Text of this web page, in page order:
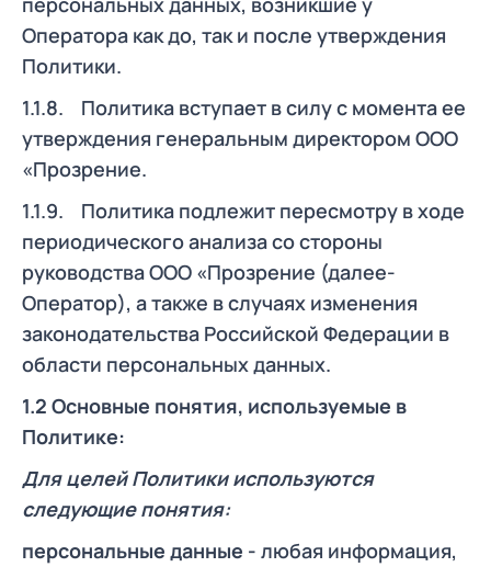
Оператора как до, так и после утверждения
Политики.
1.1.8. Политика вступает в силу с момента ее
утверждения генеральным директором ООО
«Прозрение.
1.1.9. Политика подлежит пересмотру в ходе
периодического анализа со стороны
руководства ООО «Прозрение (далее-
Оператор), а также в случаях изменения
законодательства Российской Федерации в
области персональных данных.
1.2 Основные понятия, используемые в
Политике:
Для целей Политики используются
следующие понятия:
персональные данные - любая информация,